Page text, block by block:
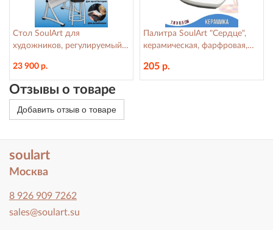
Стол SoulArt для
художников, регулируемый,
23 900 р.
Палитра SoulArt "Сердце",
керамическая, фарфровая,
205 р.
Отзывы о товаре
Добавить отзыв о товаре
soulart
Москва
8 926 909 7262
sales@soulart.su